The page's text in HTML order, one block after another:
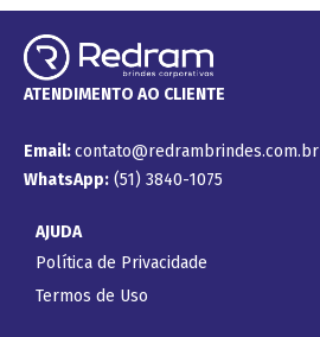
ATENDIMENTO AO CLIENTE
Email:contato@redrambrindes.com.br
WhatsApp: (51) 3840-1075
AJUDA
Política de Privacidade
Termos de Uso